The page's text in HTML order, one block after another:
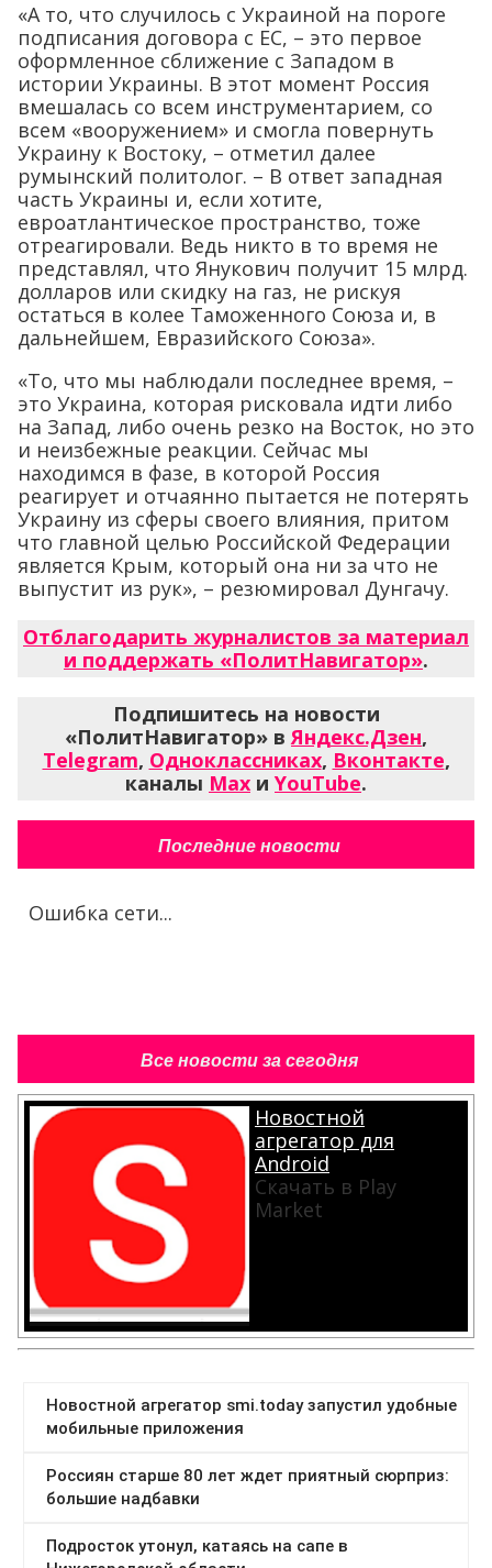
«А то, что случилось с Украиной на пороге
подписания договора с ЕС, – это первое
оформленное сближение с Западом в
истории Украины. В этот момент Россия
вмешалась со всем инструментарием, со
всем «вооружением» и смогла повернуть
Украину к Востоку, – отметил далее
румынский политолог. – В ответ западная
часть Украины и, если хотите,
евроатлантическое пространство, тоже
отреагировали. Ведь никто в то время не
представлял, что Янукович получит 15 млрд.
долларов или скидку на газ, не рискуя
остаться в колее Таможенного Союза и, в
дальнейшем, Евразийского Союза».
«То, что мы наблюдали последнее время, –
это Украина, которая рисковала идти либо
на Запад, либо очень резко на Восток, но это
и неизбежные реакции. Сейчас мы
находимся в фазе, в которой Россия
реагирует и отчаянно пытается не потерять
Украину из сферы своего влияния, притом
что главной целью Российской Федерации
является Кpым, который она ни за что не
выпустит из рук», – резюмировал Дунгачу.
Отблагодарить журналистов за материал
и поддержать «ПолитНавигатор».
Подпишитесь на новости
«ПолитНавигатор» вЯндекс.Дзен,
Telegram, Одноклассниках, Вконтакте,
каналы Max и YouTube.
Последние новости
Ошибка сети...
Все новости за сегодня
Новостной
агрегатор для
Android
Скачать в Play
Market